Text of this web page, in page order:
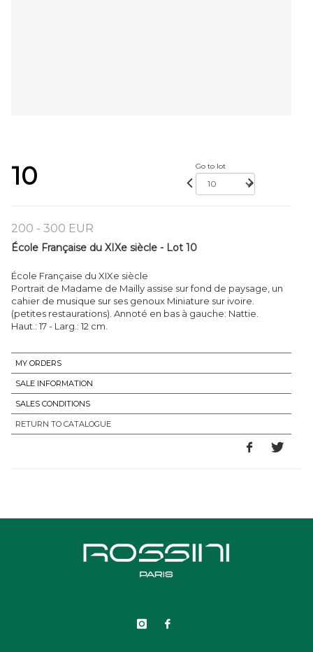
10 Go to lot
200 - 300 EUR
École Française du XIXe siècle - Lot 10
École Française du XIXe siècle
Portrait de Madame de Mailly assise sur fond de paysage, un
cahier de musique sur ses genoux Miniature sur ivoire.
(petites restaurations). Annoté en bas à gauche: Nattie.
Haut.: 17 - Larg.: 12 cm.
MY ORDERS
SALE INFORMATION
SALES CONDITIONS
RETURN TO CATALOGUE